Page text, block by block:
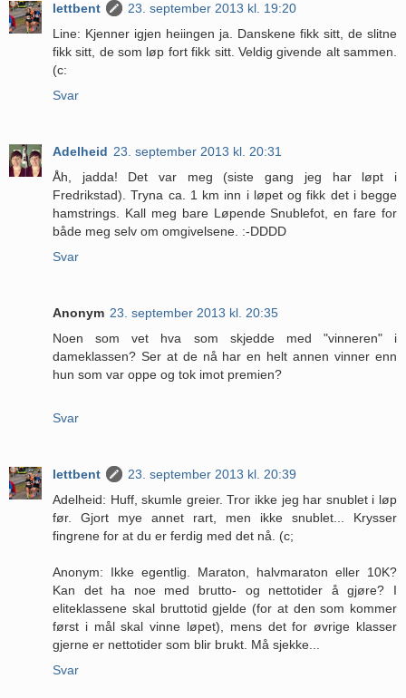
lettbent
23. september 2013 kl. 19:20
Line: Kjenner igjen heiingen ja. Danskene fikk sitt, de slitne
fikk sitt, de som løp fort fikk sitt. Veldig givende alt sammen.
(c:
Svar
Adelheid 23. september 2013 kl. 20:31
Åh, jadda! Det var meg (siste gang jeg har løpt i
Fredrikstad). Tryna ca. 1 km inn i løpet og fikk det i begge
hamstrings. Kall meg bare Løpende Snublefot, en fare for
både meg selv om omgivelsene. :-DDDD
Svar
Anonym 23. september 2013 kl. 20:35
Noen som vet hva som skjedde med "vinneren" i
dameklassen? Ser at de nå har en helt annen vinner enn
hun som var oppe og tok imot premien?
Svar
lettbent
23. september 2013 kl. 20:39
Adelheid: Huff, skumle greier. Tror ikke jeg har snublet i løp
før. Gjort mye annet rart, men ikke snublet... Krysser
fingrene for at du er ferdig med det nå. (c;
Anonym: Ikke egentlig. Maraton, halvmaraton eller 10K?
Kan det ha noe med brutto- og nettotider å gjøre? I
eliteklassene skal bruttotid gjelde (for at den som kommer
først i mål skal vinne løpet), mens det for øvrige klasser
gjerne er nettotider som blir brukt. Må sjekke...
Svar